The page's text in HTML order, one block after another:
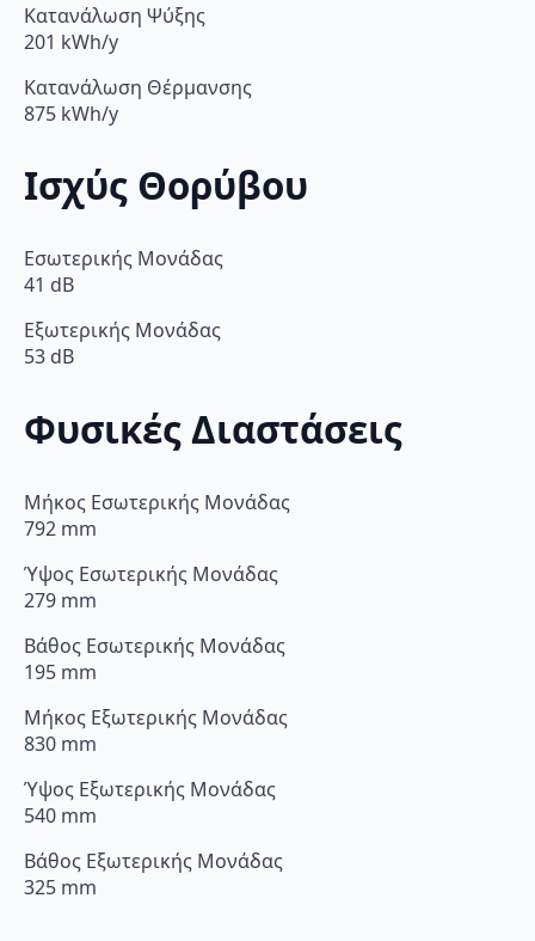
Κατανάλωση Ψύξης
201 kWh/y
Κατανάλωση Θέρμανσης
875 kWh/y
Ισχύς Θορύβου
Εσωτερικής Μονάδας
41 dB
Εξωτερικής Μονάδας
53 dB
Φυσικές Διαστάσεις
Μήκος Εσωτερικής Μονάδας
792 mm
Ύψος Εσωτερικής Μονάδας
279 mm
Βάθος Εσωτερικής Μονάδας
195 mm
Μήκος Εξωτερικής Μονάδας
830 mm
Ύψος Εξωτερικής Μονάδας
540 mm
Βάθος Εξωτερικής Μονάδας
325 mm